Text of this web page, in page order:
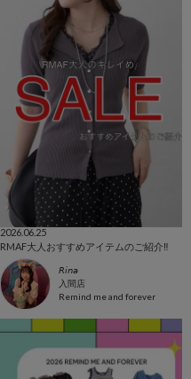
2026.06.25
RMAF大人おすすめアイテムのご紹介‼️
𝘙𝘪𝘯𝘢
入間店
Remind me and forever